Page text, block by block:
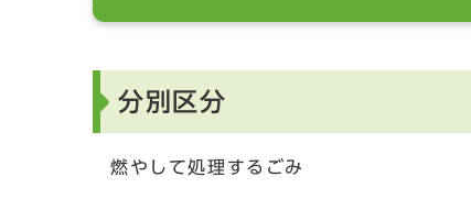
分別区分
燃やして処理するごみ